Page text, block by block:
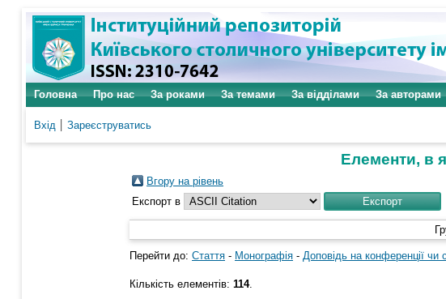
Головна Про нас За роками За темами За відділами За авторами
Вхід Зареєструватись
Елементи, в
Вгору на рівень
Експорт в
Перейти до: Стаття - Монографія - Доповідь на конференції чи
Кількість елементів: 114.